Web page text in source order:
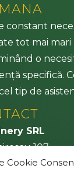
Cookie
constant
tot mai mari
o
specifică.
tip de
SRL
107
jud. Brașov